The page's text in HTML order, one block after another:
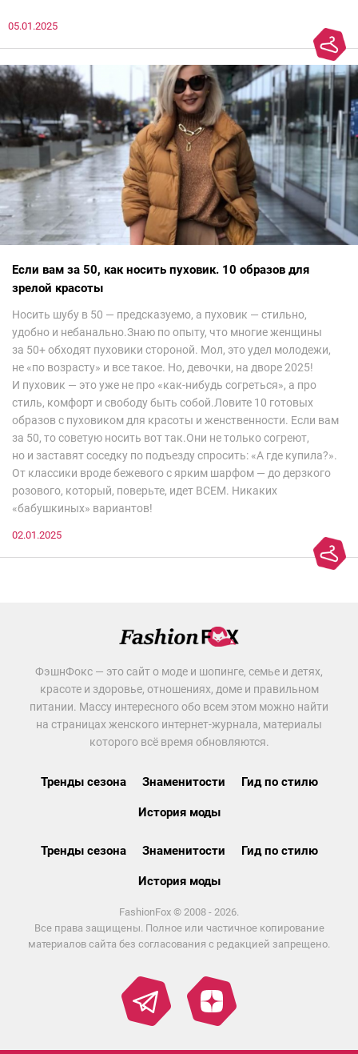
все и осталась под глубоким впечатлением. Национальный
колорит Ближнего Востока на современный манер — это
невероятно красиво.Все стереотипы, какие были у меня насчет
арабских дизайнеров, рассеялись как дым. А столько красоты
сегодня сложно увидеть на других известных неделях
мод.Самое интересное сейчас покажу ?
05.01.2025
Если вам за 50, как носить пуховик. 10 образов для
зрелой красоты
Носить шубу в 50 — предсказуемо, а пуховик — стильно,
удобно и небанально.Знаю по опыту, что многие женщины
за 50+ обходят пуховики стороной. Мол, это удел молодежи,
не «по возрасту» и все такое. Но, девочки, на дворе 2025!
И пуховик — это уже не про «как-нибудь согреться», а про
стиль, комфорт и свободу быть собой.Ловите 10 готовых
образов с пуховиком для красоты и женственности. Если вам
за 50, то советую носить вот так.Они не только согреют,
но и заставят соседку по подъезду спросить: «А где купила?».
От классики вроде бежевого с ярким шарфом — до дерзкого
розового, который, поверьте, идет ВСЕМ. Никаких
«бабушкиных» вариантов!
02.01.2025
ФэшнФокс — это сайт о моде и шопинге, семье и детях,
красоте и здоровье, отношениях, доме и правильном
питании. Массу интересного обо всем этом можно найти
на страницах женского интернет-журнала, материалы
которого всё время обновляются.
Тренды сезона Знаменитости Гид по стилю
История моды
Тренды сезона Знаменитости Гид по стилю
История моды
FashionFox © 2008 - 2026.
Все права защищены. Полное или частичное копирование
материалов сайта без согласования с редакцией запрещено.